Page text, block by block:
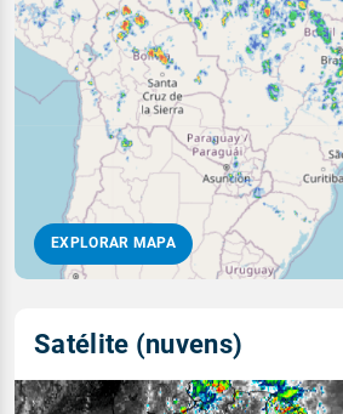
EXPLORAR MAPA
Satélite (nuvens)